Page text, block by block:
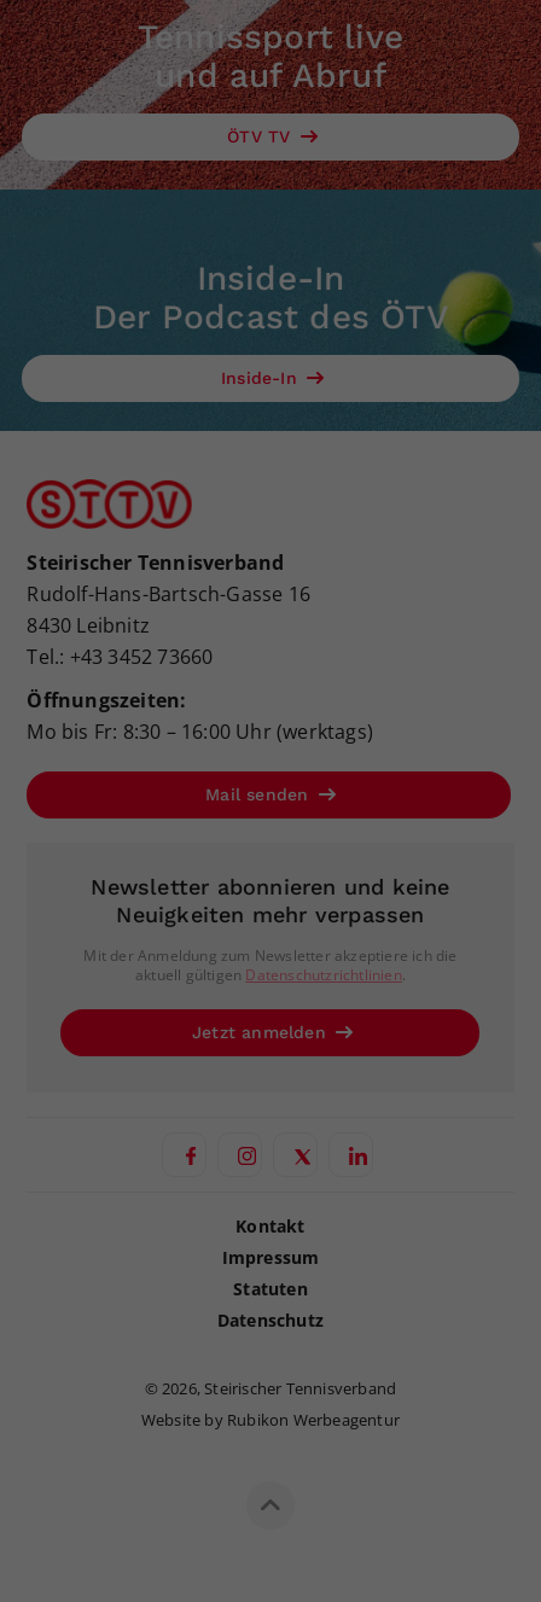
Tennissport live
und auf Abruf
ÖTV TV
Inside-In
Der Podcast des ÖTV
Inside-In
Steirischer Tennisverband
Rudolf-Hans-Bartsch-Gasse 16
8430 Leibnitz
Tel.: +43 3452 73660
Öffnungszeiten:
Mo bis Fr: 8:30 – 16:00 Uhr (werktags)
Mail senden
Newsletter abonnieren und keine
Neuigkeiten mehr verpassen
Mit der Anmeldung zum Newsletter akzeptiere ich die
aktuell gültigen Datenschutzrichtlinien.
Jetzt anmelden
Kontakt
Impressum
Statuten
Datenschutz
©2026, Steirischer Tennisverband
Website by Rubikon Werbeagentur